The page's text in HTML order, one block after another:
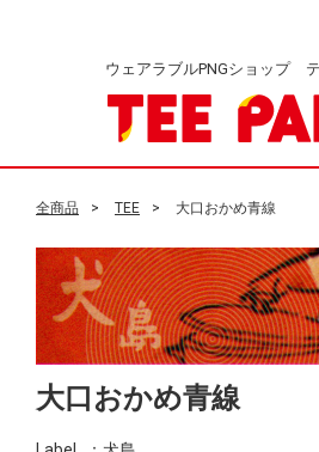
ウェアラブルPNGショップ
全商品 TEE 大口おかめ青線
大口おかめ青線